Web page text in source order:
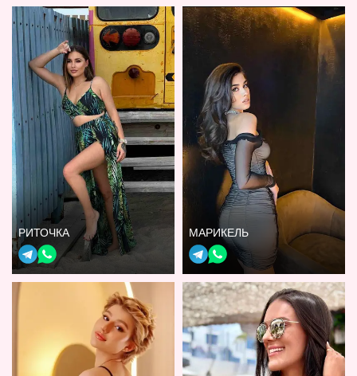
РИТОЧКА МАРИКЕЛЬ